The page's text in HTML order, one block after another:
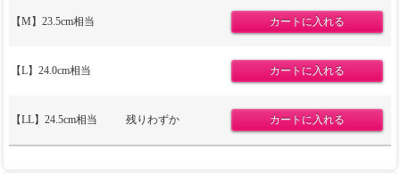
【M】23.5cm相当
【L】24.0cm相当
【LL】24.5cm相当 残りわずか